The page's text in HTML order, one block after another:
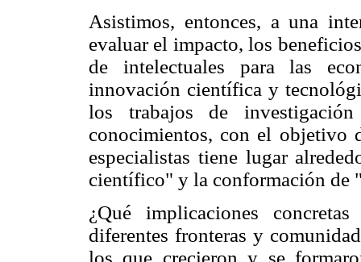
Asistimos, entonces, a una
evaluar el impacto, los
de intelectuales para las
innovación científica y
los trabajos de
conocimientos, con el objetivo
especialistas tiene lugar
científico" y la conformación de
¿Qué implicaciones
diferentes fronteras y